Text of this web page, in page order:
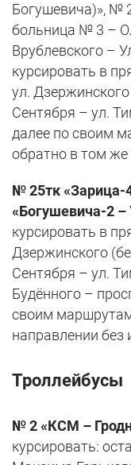
Богушевича)», №
больница № 3 –
Врублевского –
курсировать в
ул.
Сентября – ул.
далее по своим
обратно в том же
№ 25тк «Зарица-
«Богушевича-2 –
курсировать в
Дзержинского
Сентября – ул.
Будённого –
своим
направлении без
Троллейбусы
№ 2 «КСМ –
курсировать: